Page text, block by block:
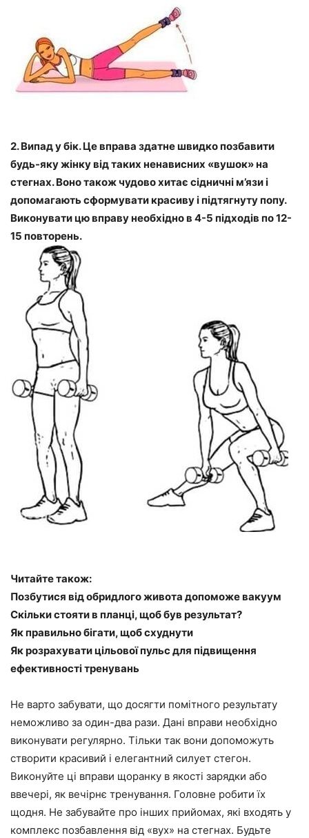
2. Випад у бік. Це вправа здатне швидко позбавити
будь-яку жінку від таких ненависних «вушок» на
стегнах. Воно також чудово хитає сідничні м’язи і
допомагають сформувати красиву і підтягнуту попу.
Виконувати цю вправу необхідно в 4-5 підходів по 12-
15 повторень.
Читайте також:
Позбутися від обридлого живота допоможе вакуум
Скільки стояти в планці, щоб був результат?
Як правильно бігати, щоб схуднути
Як розрахувати цільової пульс для підвищення
ефективності тренувань
Не варто забувати, що досягти помітного результату
неможливо за один-два рази. Дані вправи необхідно
виконувати регулярно. Тільки так вони допоможуть
створити красивий і елегантний силует стегон.
Виконуйте ці вправи щоранку в якості зарядки або
ввечері, як вечірнє тренування. Головне робити їх
щодня. Не забувайте про інших прийомах, які входять у
комплекс позбавлення від «вух» на стегнах. Будьте